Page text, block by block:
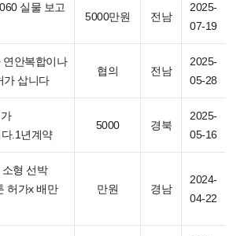
실물 보고
5000만원 전남
2025-
07-19
연안복합이나
가 삽니다
협의 전남
2025-
05-28
.1년계약
5000 경북
2025-
05-16
형 선박
허가x 배만
만원 경남
2024-
04-22